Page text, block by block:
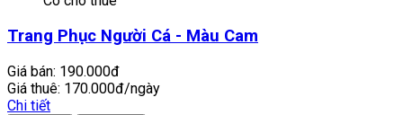
Trang Phục Người Cá - Màu Cam
Giá bán: 190.000đ
Giá thuê: 170.000đ/ngày
Chi tiết